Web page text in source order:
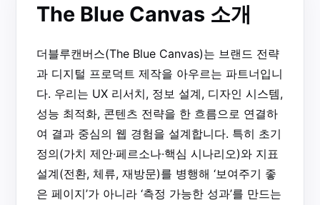
The Blue Canvas 소개
더블루캔버스(The Blue Canvas)는 브랜드 전략
과 디지털 프로덕트 제작을 아우르는 파트너입니
다. 우리는 UX 리서치, 정보 설계, 디자인 시스템,
성능 최적화, 콘텐츠 전략을 한 흐름으로 연결하
여 결과 중심의 웹 경험을 설계합니다. 특히 초기
정의(가치 제안·페르소나·핵심 시나리오)와 지표
설계(전환, 체류, 재방문)를 병행해 ‘보여주기 좋
은 페이지’가 아니라 ‘측정 가능한 성과’를 만드는